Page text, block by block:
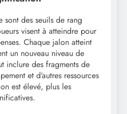
sont des seuils de rang
visent à atteindre pour
Chaque jalon atteint
un nouveau niveau de
inclure des fragments de
et d’autres ressources
est élevé, plus les